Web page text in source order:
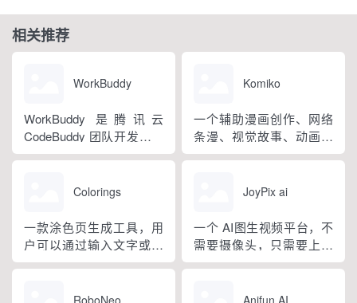
相关推荐
WorkBuddy
WorkBuddy 是腾讯云
CodeBuddy 团队开发的全
场景职场 AI 智能体桌面工
线，6 月推出企业版抖音
AI，它是可以直接操作电
脑本地授权文件的 AI 助
手，用户用自然语言下...
Komiko
一个辅助漫画创作、网络
条漫、视觉故事、动画等
视觉内容的AI绘图及动画
创作者、故事创作者、视
不具备专业绘画技能但想
创作漫画的人。
Colorings
一款涂色页生成工具，用
户可以通过输入文字或上
传照片来创建个性化的涂
过 10 万个预设模板，涵盖
JoyPix ai
一个 AI图生视频平台，不
需要摄像头，只需要上传
你的照片，就能生成会说
三步就可完成：上传照